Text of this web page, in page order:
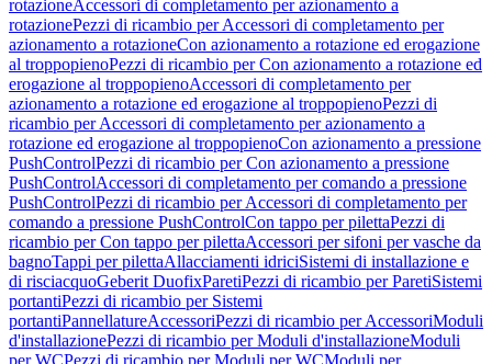
rotazioneAccessori di completamento per azionamento a
rotazionePezzi di ricambio per Accessori di completamento per
azionamento a rotazioneCon azionamento a rotazione ed erogazione
al troppopienoPezzi di ricambio per Con azionamento a rotazione ed
erogazione al troppopienoAccessori di completamento per
azionamento a rotazione ed erogazione al troppopienoPezzi di
ricambio per Accessori di completamento per azionamento a
rotazione ed erogazione al troppopienoCon azionamento a pressione
PushControlPezzi di ricambio per Con azionamento a pressione
PushControlAccessori di completamento per comando a pressione
PushControlPezzi di ricambio per Accessori di completamento per
comando a pressione PushControlCon tappo per pilettaPezzi di
ricambio per Con tappo per pilettaAccessori per sifoni per vasche da
bagnoTappi per pilettaAllacciamenti idriciSistemi di installazione e
di risciacquoGeberit DuofixParetiPezzi di ricambio per ParetiSistemi
portantiPezzi di ricambio per Sistemi
portantiPannellatureAccessoriPezzi di ricambio per AccessoriModuli
d'installazionePezzi di ricambio per Moduli d'installazioneModuli
per WCPezzi di ricambio per Moduli per WCModuli per